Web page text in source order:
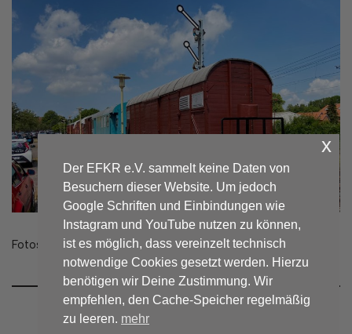
Fotos: ©jf / Jens Frommann
Der EFKR e.V. sammelt keine Daten von
Besuchern dieser Website. Um jedoch
Google Schriften und Einbindungen wie
Instagram und YouTube nutzen zu können,
ist es möglich, dass vereinzelt technisch
notwendige Cookies gesetzt werden. Hierzu
benötigen wir Deine Zustimmung. Wir
empfehlen, den Cache-Speicher regelmäßig
zu leeren. mehr
x